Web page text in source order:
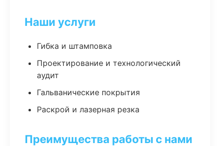
Наши услуги
Гибка и штамповка
Проектирование и технологический
аудит
Гальванические покрытия
Раскрой и лазерная резка
Преимущества работы с нами